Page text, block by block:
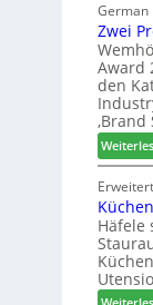
German
Zwei
Award
den
Häfele